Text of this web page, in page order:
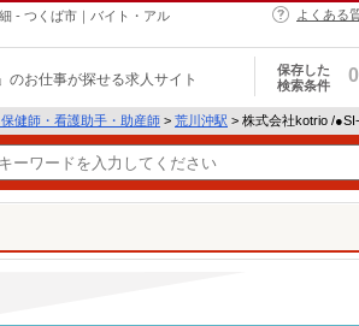
- つくば市｜バイト・アル
よくある
のお仕事が探せる求人サイト
保存した
検索条件
0
健師・看護助手・助産師 > 荒川沖駅 > 株式会社kotrio /